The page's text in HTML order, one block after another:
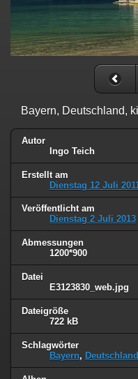
Bayern, Deutschland,
Autor
Ingo Teich
Erstellt am
Dienstag 12 Juli
Veröffentlicht am
Dienstag 2 Juli 2013
Abmessungen
1200*900
Datei
E3123830_web.jpg
Dateigröße
722 kB
Schlagwörter
Bayern, Deutschland